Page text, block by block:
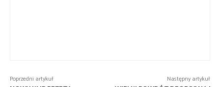
Poprzedni artykuł Następny artykuł